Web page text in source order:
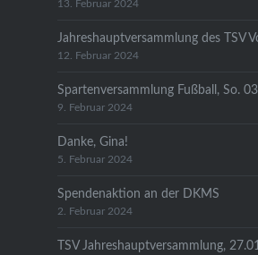
13. Februar 2024
Jahreshauptversammlung des TSV
12. Februar 2024
Spartenversammlung Fußball, So.
9. Februar 2024
Danke, Gina!
5. Februar 2024
Spendenaktion an der DKMS
2. Februar 2024
TSV Jahreshauptversammlung,